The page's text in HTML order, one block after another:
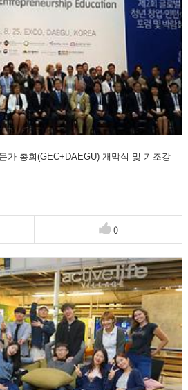
가 총회(GEC+DAEGU) 개막식 및 기조강
0